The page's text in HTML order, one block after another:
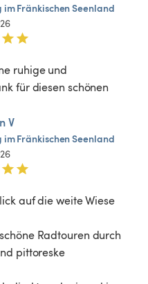
imFränkischenSeenland
ruhige und
für diesen schönen
V
imFränkischenSeenland
auf die weite Wiese
Radtouren durch
pittoreske